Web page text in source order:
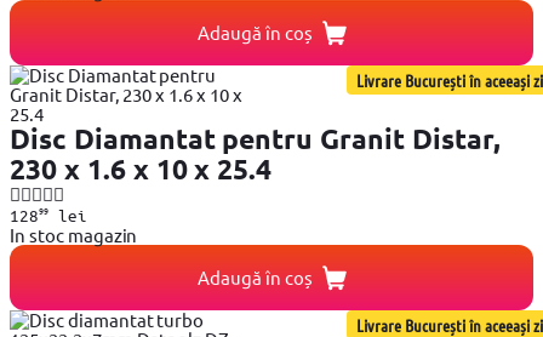
Adaugă în coș
Livrare București în aceeași zi
Disc Diamantat pentru Granit Distar,
230 x 1.6 x 10 x 25.4
12899lei
In stoc magazin
Adaugă în coș
Livrare București în aceeași zi